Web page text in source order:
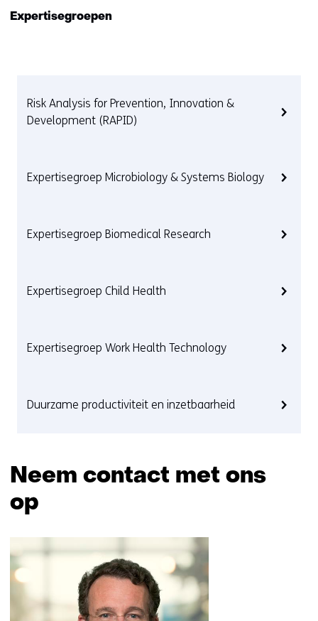
Expertisegroepen
Risk Analysis for Prevention, Innovation &
Development (RAPID)
Expertisegroep Microbiology & Systems Biology
Expertisegroep Biomedical Research
Expertisegroep Child Health
Expertisegroep Work Health Technology
Duurzame productiviteit en inzetbaarheid
Neem contact met ons
op
over
(Neem
contact
met